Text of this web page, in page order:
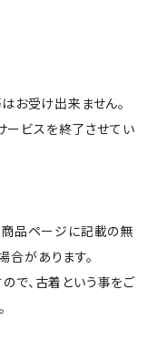
お受け出来ません。
ービスを終了させてい
商品ページに記載の無
があります。
で、古着という事をご